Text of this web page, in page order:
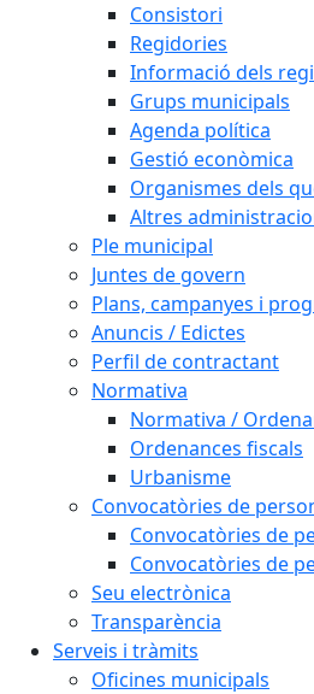
Consistori
Regidories
Informació dels
Grups municipals
Agenda política
Gestió econòmica
Organismes dels
Altres
Ple municipal
Juntes de govern
Plans, campanyes i
Anuncis / Edictes
Perfil de contractant
Normativa
Normativa /
Ordenances fiscals
Urbanisme
Convocatòries de
Convocatòries de
Convocatòries de
Seu electrònica
Transparència
Serveis i tràmits
Oficines municipals